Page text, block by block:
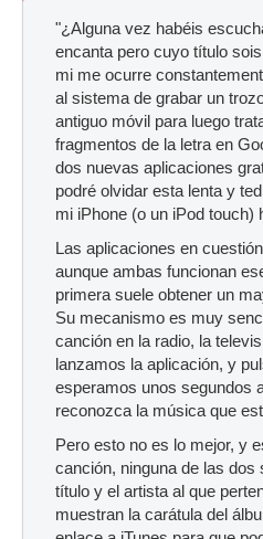
Ban"¿Alguna vez habéis
encanta pero cuyo título
mi me ocurre
al sistema de grabar un
antiguo móvil para luego
fragmentos de la letra en
dos nuevas aplicaciones
podré olvidar esta lenta y
mi iPhone (o un iPod touch)
Las aplicaciones en
aunque ambas funcionan
primera suele obtener un
Su mecanismo es muy
canción en la radio, la
lanzamos la aplicación, y
esperamos unos segundos
reconozca la música que
Pero esto no es lo mejor, y
canción, ninguna de las dos
título y el artista al que
muestran la carátula del